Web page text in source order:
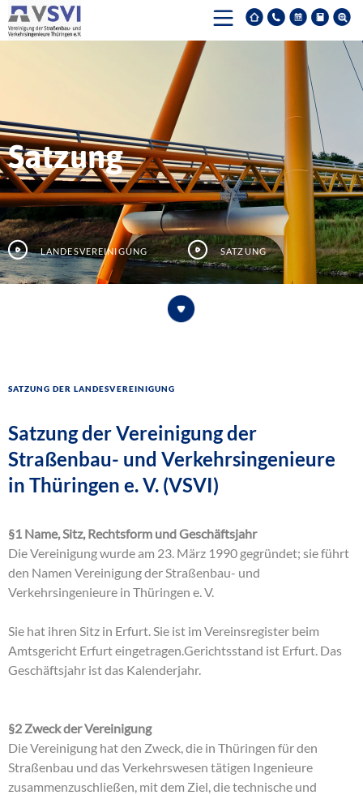
Satzung
Landesvereinigung Satzung
Satzung der Landesvereinigung
Satzung der Vereinigung der
Straßenbau- und Verkehrsingenieure
in Thüringen e. V. (VSVI)
§1 Name, Sitz, Rechtsform und Geschäftsjahr
Die Vereinigung wurde am 23. März 1990 gegründet; sie führt
den Namen Vereinigung der Straßenbau- und
Verkehrsingenieure in Thüringen e. V.
Sie hat ihren Sitz in Erfurt. Sie ist im Vereinsregister beim
Amtsgericht Erfurt eingetragen.Gerichtsstand ist Erfurt. Das
Geschäftsjahr ist das Kalenderjahr.
§2 Zweck der Vereinigung
Die Vereinigung hat den Zweck, die in Thüringen für den
Straßenbau und das Verkehrswesen tätigen Ingenieure
zusammenzuschließen, mit dem Ziel, die technische und